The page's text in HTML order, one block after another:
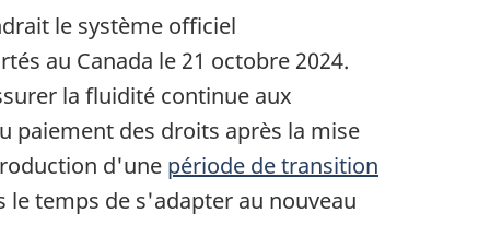
le système officiel
au Canada le 21 octobre 2024.
la fluidité continue aux
paiement des droits après la mise
d'une période de transition
temps de s'adapter au nouveau